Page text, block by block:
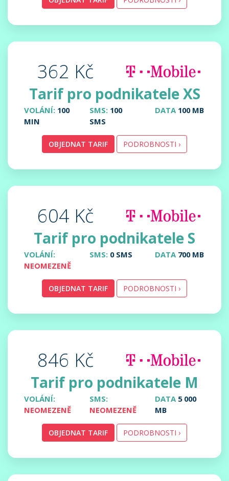
362 Kč
Tarif pro podnikatele XS
VOLÁNÍ: 100
MIN
SMS: 100
SMS
DATA 100 MB
OBJEDNAT TARIF PODROBNOSTI ›
604 Kč
Tarif pro podnikatele S
VOLÁNÍ:
NEOMEZENĚ
SMS: 0 SMS DATA 700 MB
OBJEDNAT TARIF PODROBNOSTI ›
846 Kč
Tarif pro podnikatele M
VOLÁNÍ:
NEOMEZENĚ
SMS:
NEOMEZENĚ
DATA 5 000
MB
OBJEDNAT TARIF PODROBNOSTI ›